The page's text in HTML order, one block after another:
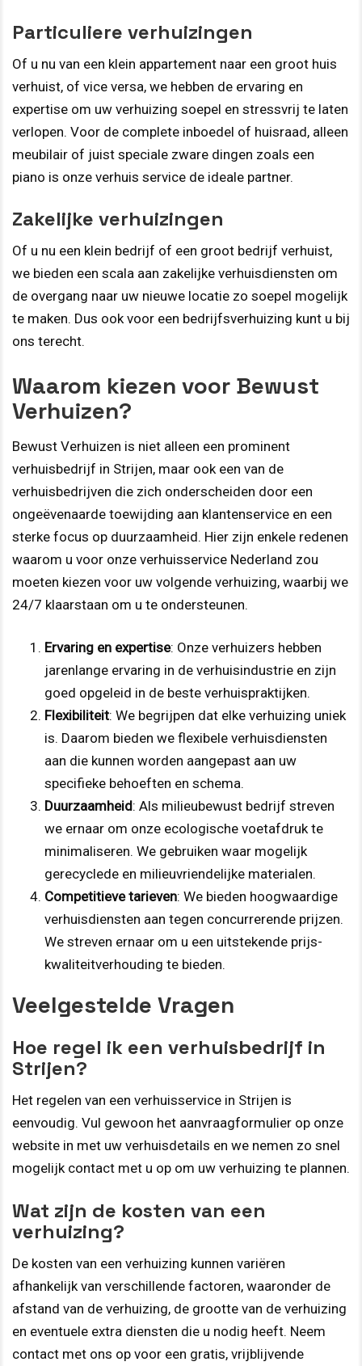
Particuliere verhuizingen
Of u nu van een klein appartement naar een groot huis
verhuist, of vice versa, we hebben de ervaring en
expertise om uw verhuizing soepel en stressvrij te laten
verlopen. Voor de complete inboedel of huisraad, alleen
meubilair of juist speciale zware dingen zoals een
piano is onze verhuis service de ideale partner.
Zakelijke verhuizingen
Of u nu een klein bedrijf of een groot bedrijf verhuist,
we bieden een scala aan zakelijke verhuisdiensten om
de overgang naar uw nieuwe locatie zo soepel mogelijk
te maken. Dus ook voor een bedrijfsverhuizing kunt u bij
ons terecht.
Waarom kiezen voor Bewust
Verhuizen?
Bewust Verhuizen is niet alleen een prominent
verhuisbedrijf in Strijen, maar ook een van de
verhuisbedrijven die zich onderscheiden door een
ongeëvenaarde toewijding aan klantenservice en een
sterke focus op duurzaamheid. Hier zijn enkele redenen
waarom u voor onze verhuisservice Nederland zou
moeten kiezen voor uw volgende verhuizing, waarbij we
24/7 klaarstaan om u te ondersteunen.
Ervaring en expertise: Onze verhuizers hebben
jarenlange ervaring in de verhuisindustrie en zijn
goed opgeleid in de beste verhuispraktijken.
Flexibiliteit: We begrijpen dat elke verhuizing uniek
is. Daarom bieden we flexibele verhuisdiensten
aan die kunnen worden aangepast aan uw
specifieke behoeften en schema.
Duurzaamheid: Als milieubewust bedrijf streven
we ernaar om onze ecologische voetafdruk te
minimaliseren. We gebruiken waar mogelijk
gerecyclede en milieuvriendelijke materialen.
Competitieve tarieven: We bieden hoogwaardige
verhuisdiensten aan tegen concurrerende prijzen.
We streven ernaar om u een uitstekende prijs-
kwaliteitverhouding te bieden.
Veelgestelde Vragen
Hoe regel ik een verhuisbedrijf in
Strijen?
Het regelen van een verhuisservice in Strijen is
eenvoudig. Vul gewoon het aanvraagformulier op onze
website in met uw verhuisdetails en we nemen zo snel
mogelijk contact met u op om uw verhuizing te plannen.
Wat zijn de kosten van een
verhuizing?
De kosten van een verhuizing kunnen variëren
afhankelijk van verschillende factoren, waaronder de
afstand van de verhuizing, de grootte van de verhuizing
en eventuele extra diensten die u nodig heeft. Neem
contact met ons op voor een gratis, vrijblijvende